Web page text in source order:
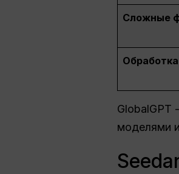
Сложные
GlobalGPT
моделями